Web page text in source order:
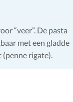
“veer”. De pasta
met een gladde
rigate).